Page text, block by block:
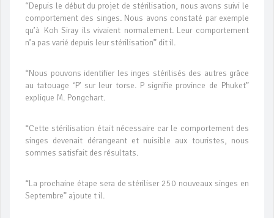
“Depuis le début du projet de stérilisation, nous avons suivi le
comportement des singes. Nous avons constaté par exemple
qu’à Koh Siray ils vivaient normalement. Leur comportement
n’a pas varié depuis leur stérilisation” dit il.
“Nous pouvons identifier les inges stérilisés des autres grâce
au tatouage ‘P’ sur leur torse. P signifie province de Phuket”
explique M. Pongchart.
“Cette stérilisation était nécessaire car le comportement des
singes devenait dérangeant et nuisible aux touristes, nous
sommes satisfait des résultats.
“La prochaine étape sera de stériliser 250 nouveaux singes en
Septembre” ajoute t il.